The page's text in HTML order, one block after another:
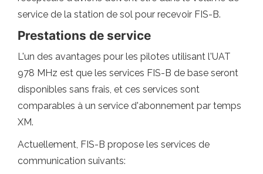
service de la station de sol pour recevoir FIS-B.
Prestations de service
L'un des avantages pour les pilotes utilisant l'UAT
978 MHz est que les services FIS-B de base seront
disponibles sans frais, et ces services sont
comparables à un service d'abonnement par temps
XM.
Actuellement, FIS-B propose les services de
communication suivants: